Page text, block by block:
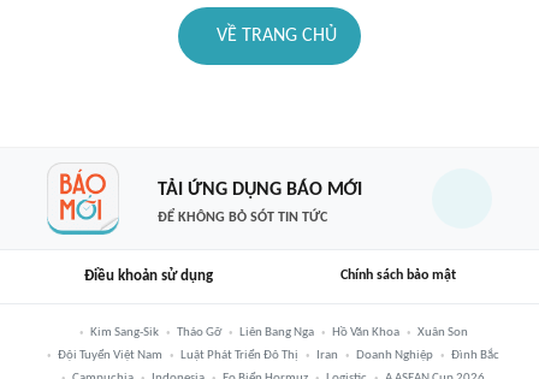
VỀ TRANG CHỦ
TẢI ỨNG DỤNG BÁO MỚI
ĐỂ KHÔNG BỎ SÓT TIN TỨC
Điều khoản sử dụng Chính sách bảo mật
Kim Sang-Sik Tháo Gỡ Liên Bang Nga Hồ Văn Khoa
Xuân Son
Đội Tuyển Việt Nam
Luật Phát Triển Đô Thị Iran Doanh Nghiệp
Đình Bắc